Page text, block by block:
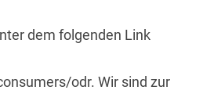
dem folgenden Link
odr. Wir sind zur